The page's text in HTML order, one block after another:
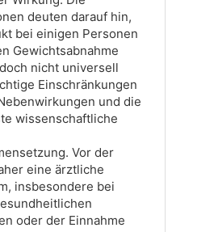
deuten darauf hin,
bei einigen Personen
Gewichtsabnahme
nicht universell
Einschränkungen
und die
wissenschaftliche
Vor der
eine ärztliche
insbesondere bei
oder der Einnahme